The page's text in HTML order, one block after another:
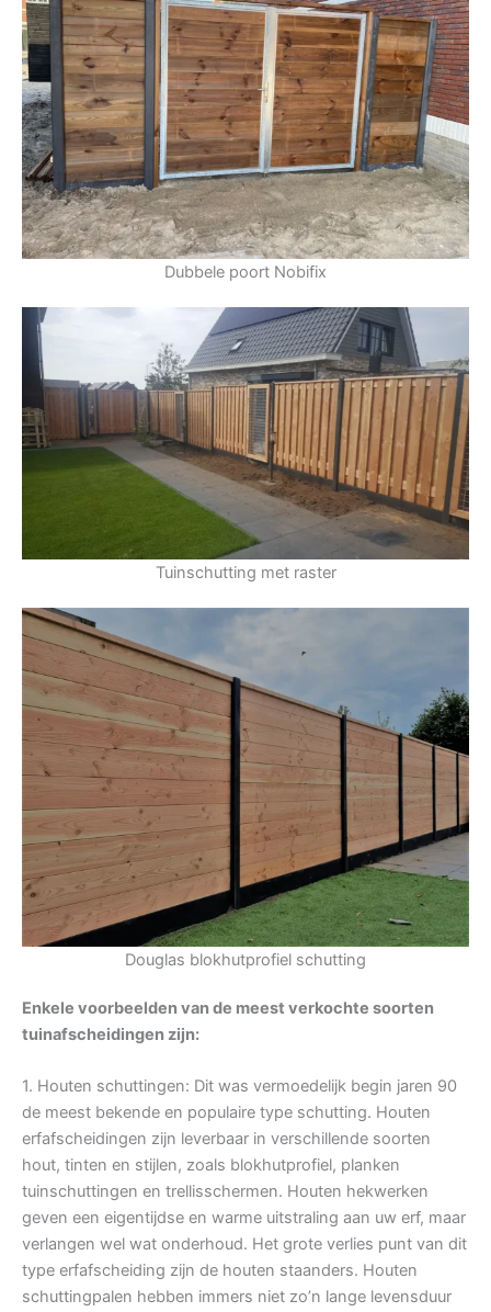
Dubbele poort Nobifix
Tuinschutting met raster
Douglas blokhutprofiel schutting
Enkele voorbeelden van de meest verkochte soorten
tuinafscheidingen zijn:
1. Houten schuttingen: Dit was vermoedelijk begin jaren 90
de meest bekende en populaire type schutting. Houten
erfafscheidingen zijn leverbaar in verschillende soorten
hout, tinten en stijlen, zoals blokhutprofiel, planken
tuinschuttingen en trellisschermen. Houten hekwerken
geven een eigentijdse en warme uitstraling aan uw erf, maar
verlangen wel wat onderhoud. Het grote verlies punt van dit
type erfafscheiding zijn de houten staanders. Houten
schuttingpalen hebben immers niet zo’n lange levensduur